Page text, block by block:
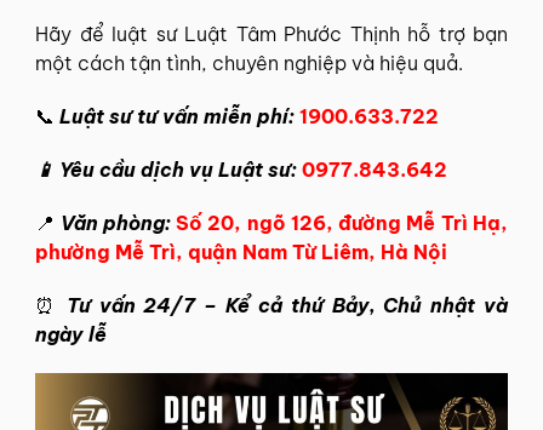
Hãy để luật sư Luật Tâm Phước Thịnh hỗ trợ bạn
một cách tận tình, chuyên nghiệp và hiệu quả.
📞 Luật sư tư vấn miễn phí: 1900.633.722
📱 Yêu cầu dịch vụ Luật sư: 0977.843.642
📍 Văn phòng: Số 20, ngõ 126, đường Mễ Trì Hạ,
phường Mễ Trì, quận Nam Từ Liêm, Hà Nội
⏰ Tư vấn 24/7 – Kể cả thứ Bảy, Chủ nhật và
ngày lễ